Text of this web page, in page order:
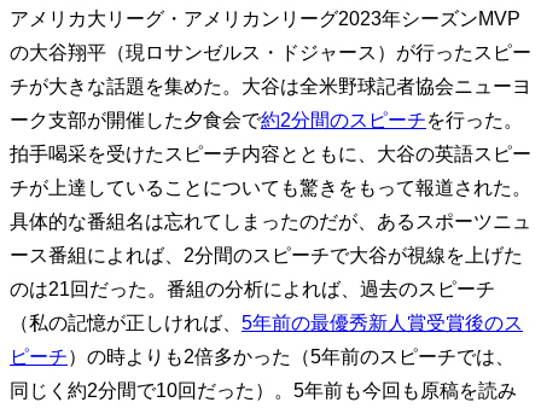
アメリカ大リーグ・アメリカンリーグ2023年シーズンMVP
の大谷翔平（現ロサンゼルス・ドジャース）が行ったスピー
チが大きな話題を集めた。大谷は全米野球記者協会ニューヨ
ーク支部が開催した夕食会で約2分間のスピーチを行った。
拍手喝采を受けたスピーチ内容とともに、大谷の英語スピー
チが上達していることについても驚きをもって報道された。
具体的な番組名は忘れてしまったのだが、あるスポーツニュ
ース番組によれば、2分間のスピーチで大谷が視線を上げた
のは21回だった。番組の分析によれば、過去のスピーチ
（私の記憶が正しければ、 5年前の最優秀新人賞受賞後のス
ピーチ）の時よりも2倍多かった（5年前のスピーチでは、
同じく約2分間で10回だった）。5年前も今回も原稿を読み